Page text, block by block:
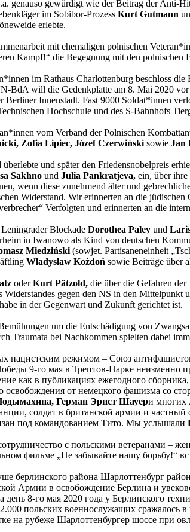
genauso gewürdigt wie der Beitrag der Anti-
im Sobibor-Prozess Kurt Gutmann
erlebte.
mit ehemaligen polnischen
Kampf!“ die Begegnung mit den
im Rathaus Charlottenburg beschloss
BdA will die Gedenkplatte am 8. Mai 2020
Innenstadt. Fast 9000 Soldat*innen
Hochschule und des S-Bahnhofs
vom Verband der Polnischen
Zofia Lipiec, Józef Czerwiński sowie Jan
und später den Friedensnobelpreis
Sakhno und Julia Pankratjeva, ein, über
wenn diese zunehmend älter und
Widerstand. Wir erinnerten an die
Verfolgten und erinnerten an die
Blockade Dorothea Paley und
in Iwanowo als Kind von deutschen
Miedziński (sowjet. Partisaneneinheit
Władysław Kożdoń sowie Beiträge über
oderKurt Pätzold, die über die Gefahren
gegen den NS in den
in der Gegenwart und Zukunft gerichtet ist.
um die Entschädigung von
Traumata bei Nachkommen spielten dabei
нацистским режимом – Союз
9-го мая в Трептов-Парке
как в публикациях ежегодного
освобождения от немецкого фашизма со
Герман Эрнст Шауери многих
солдат в британской армии и
под командованием Тито. Мы услышали
с польскими ветеранами
фильме „Не забывайте нашу борьбу!“
берлинского района Шарлоттенбург
Армии в освобождение Берлина и
день 8-го мая 2020 года у Берлинского
польских военнослужащих
на рубеже Шарлоттенбургер шоссе при